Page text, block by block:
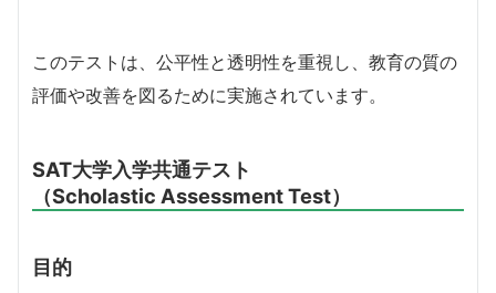
このテストは、公平性と透明性を重視し、教育の質の
評価や改善を図るために実施されています。
SAT大学入学共通テスト
（Scholastic Assessment Test）
目的